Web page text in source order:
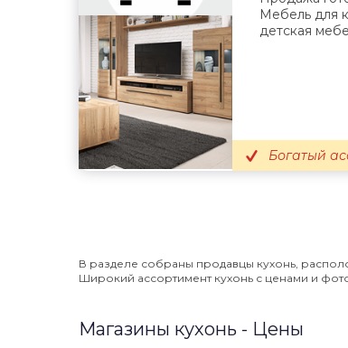
Мебель для
детская
Богатый
В разделе собраны продавцы кухонь,
Широкий ассортимент кухонь с ценами и фото
Магазины кухонь - Цены